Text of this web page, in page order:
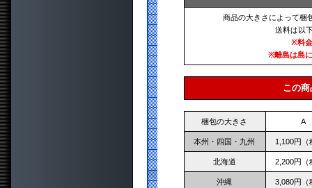
商品の大きさによって梱
送料は以
※料
※離島は島
この
梱包の大きさ A
本州・四国・九州 1,100円（
北海道 2,200円（
沖縄 3,080円（